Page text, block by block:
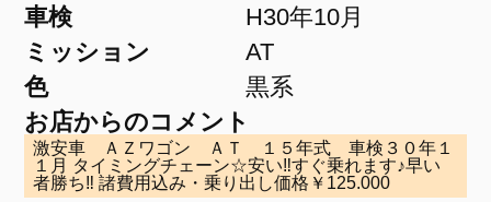
車検
H30年10月
ミッション
AT
色
黒系
お店からのコメント
激安車 ＡＺワゴン ＡＴ １５年式 車検３０年１
１月 タイミングチェーン☆安い‼すぐ乗れます♪早い
者勝ち‼ 諸費用込み・乗り出し価格￥125.000